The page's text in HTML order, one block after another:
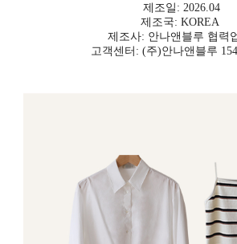
제조일: 2026.04
제조국: KOREA
제조사: 안나앤블루 협력
고객센터: (주)안나앤블루